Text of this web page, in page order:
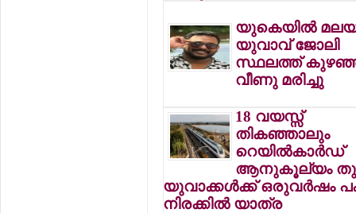
യുകെയില്‍
യുവാവ് ജോലി
സ്ഥലത്ത്
വീണു മരിച്ചു
18 വയസ്സ്
തികഞ്ഞാലും
റെയില്‍കാര്‍ഡ്
ആനുകൂല്യം
യുവാക്കള്‍ക്ക് ഒരുവര്‍ഷം
നിരക്കില്‍ യാത്ര